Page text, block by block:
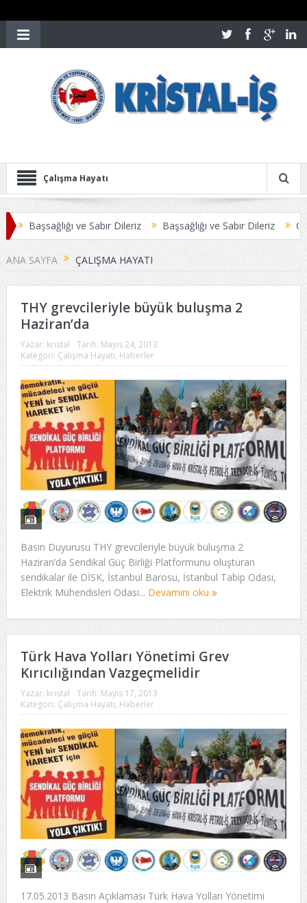
Çalışma Hayatı
ve Sabır Dileriz Başsağlığı ve Sabır Dileriz Öztoprak-İş
ANA SAYFA ÇALIŞMA HAYATI
THY grevcileriyle büyük buluşma 2
Haziran’da
Yazar: kristal Tarih: Mayıs 24, 2013
Kategori: Çalışma Hayatı, Haberler
Basın Duyurusu THY grevcileriyle büyük buluşma 2
Haziran’da Sendikal Güç Birliği Platformunu oluşturan
sendikalar ile DİSK, İstanbul Barosu, İstanbul Tabip Odası,
Elektrik Mühendisleri Odası... Devamını oku
Türk Hava Yolları Yönetimi Grev
Kırıcılığından Vazgeçmelidir
Yazar: kristal Tarih: Mayıs 17, 2013
Kategori: Çalışma Hayatı, Haberler
17.05.2013 Basın Açıklaması Türk Hava Yolları Yönetimi